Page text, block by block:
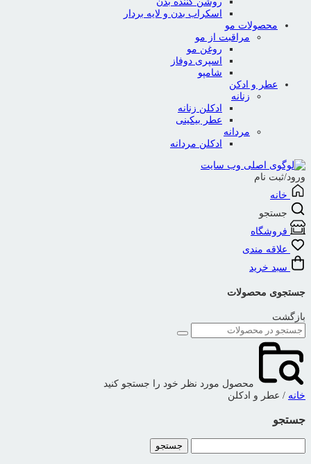
اسکراب بدن و لایه بردار
محصولات مو
مراقبت از مو
روغن مو
اسپری دوفاز
شامپو
عطر و ادکن
زنانه
ادکلن زنانه
عطر بیکینی
مردانه
ادکلن مردانه
ورود/ثبت نام
خانه
جستجو
فروشگاه
علاقه مندی
سبد خرید
جستجوی محصولات
بازگشت
محصول مورد نظر خود را جستجو کنید
خانه / عطر و ادکلن
جستجو
برای: